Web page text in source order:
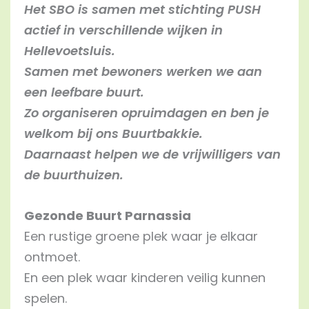
Het SBO is samen met stichting PUSH
actief in verschillende wijken in
Hellevoetsluis.
Samen met bewoners werken we aan
een leefbare buurt.
Zo organiseren opruimdagen en ben je
welkom bij ons Buurtbakkie.
Daarnaast helpen we de vrijwilligers van
de buurthuizen.
Gezonde Buurt Parnassia
Een rustige groene plek waar je elkaar
ontmoet.
En een plek waar kinderen veilig kunnen
spelen.